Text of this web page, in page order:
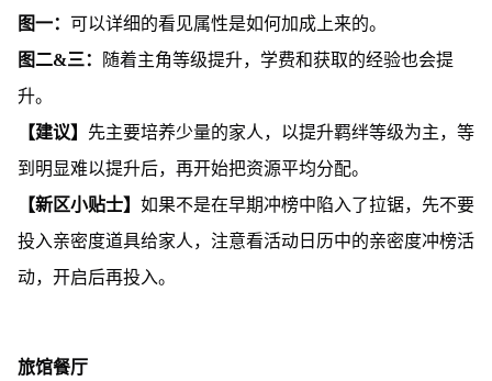
图一： 可以详细的看见属性是如何加成上来的。
图二&三：
随着主角等级提升，学费和获取的经验也会提
升。
【建议】 先主要培养少量的家人，以提升羁绊等级为主，等
到明显难以提升后，再开始把资源平均分配。
【新区小贴士】 如果不是在早期冲榜中陷入了拉锯，先不要
投入亲密度道具给家人，注意看活动日历中的亲密度冲榜活
动，开启后再投入。
旅馆餐厅